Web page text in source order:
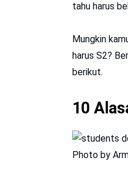
tahu harus
Mungkin
harus S2?
berikut.
10
Photo by